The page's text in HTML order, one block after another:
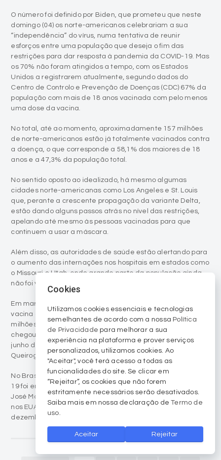
O número foi definido por Biden, que prometeu que neste
domingo (04) os norte-americanos celebrariam a sua
“independência” do vírus, numa tentativa de reunir
esforços entre uma população que deseja o fim das
restrições para dar resposta à pandemia da COVID-19. Mas
os 70% não foram atingidos a tempo, com os Estados
Unidos a registrarem atualmente, segundo dados do
Centro de Controlo e Prevenção de Doenças (CDC) 67% da
população com mais de 18 anos vacinada com pelo menos
uma dose da vacina.
No total, até ao momento, aproximadamente 157 milhões
de norte-americanos estão já totalmente vacinados contra
a doença, o que corresponde a 58,1% dos maiores de 18
anos e a 47,3% da população total.
No sentido oposto ao idealizado, há mesmo algumas
cidades norte-americanas como Los Angeles e St. Louis
que, perante a crescente propagação da variante Delta,
estão dando alguns passos atrás no nível das restrições,
apelando até mesmo às pessoas vacinadas para que
continuem a usar a máscara.
Além disso, as autoridades de saúde estão alertando para
o aumento das internações nos hospitais em estados como
o Missouri e Utah, onde grande parte da população ainda
não foi vacinada, segundo a ABC News.
Em março os EUA atingiram 100 milhões de doses de
vacina administradas. Em abril conseguiram atingir 100
milhões de pessoas vacinadas com duas doses. O Brasil
chegou a 135 milhões de doses distribuídas no final de
junho de acordo com o ministro da Saúde Marcelo
Queiroga.
No Brasil a primeira pessoa a ser vacinada contra a COVID-
19 foi em 19 de janeiro de 2021. Foi a enfermeira Maria
José Monteiro, 66 anos. A primeira pessoa a ser vacinada
nos EUA, uma enfermeira de Nova Iorque, foi em 15 de
dezembro de 2020.
Cookies
Utilizamos cookies essenciais e tecnologias
semelhantes de acordo com a nossa Política
de Privacidade para melhorar a sua
experiência na plataforma e prover serviços
personalizados, utilizamos cookies. Ao
"Aceitar", você terá acesso a todas as
funcionalidades do site. Se clicar em
“Rejeitar”, os cookies que não forem
estritamente necessários serão desativados.
Saiba mais em nossa declaração deTermo de
uso.
Aceitar Rejeitar